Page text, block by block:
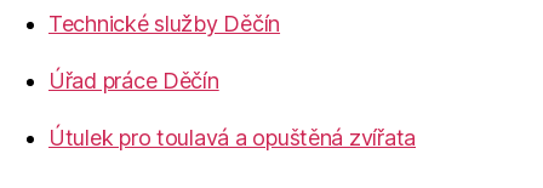
Technické služby Děčín
Úřad práce Děčín
Útulek pro toulavá a opuštěná zvířata